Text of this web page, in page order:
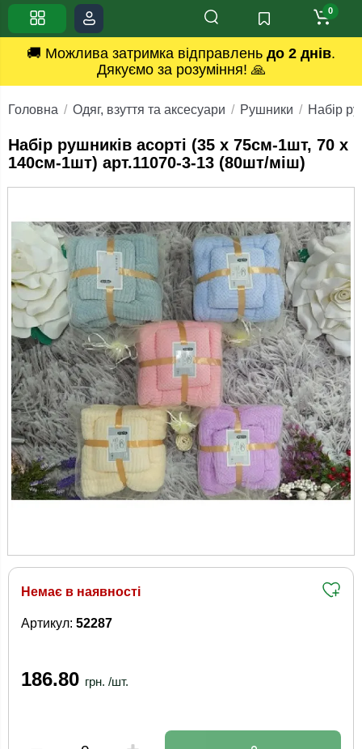
🚚 Можлива затримка відправлень до 2 днів.
Дякуємо за розуміння! 🙏
0
Головна Одяг, взуття та аксесуари Рушники Набір
Набір рушників асорті (35 x 75см-1шт, 70 x
140см-1шт) арт.11070-3-13 (80шт/міш)
Немає в наявності
Артикул: 52287
186.80 грн. /шт.